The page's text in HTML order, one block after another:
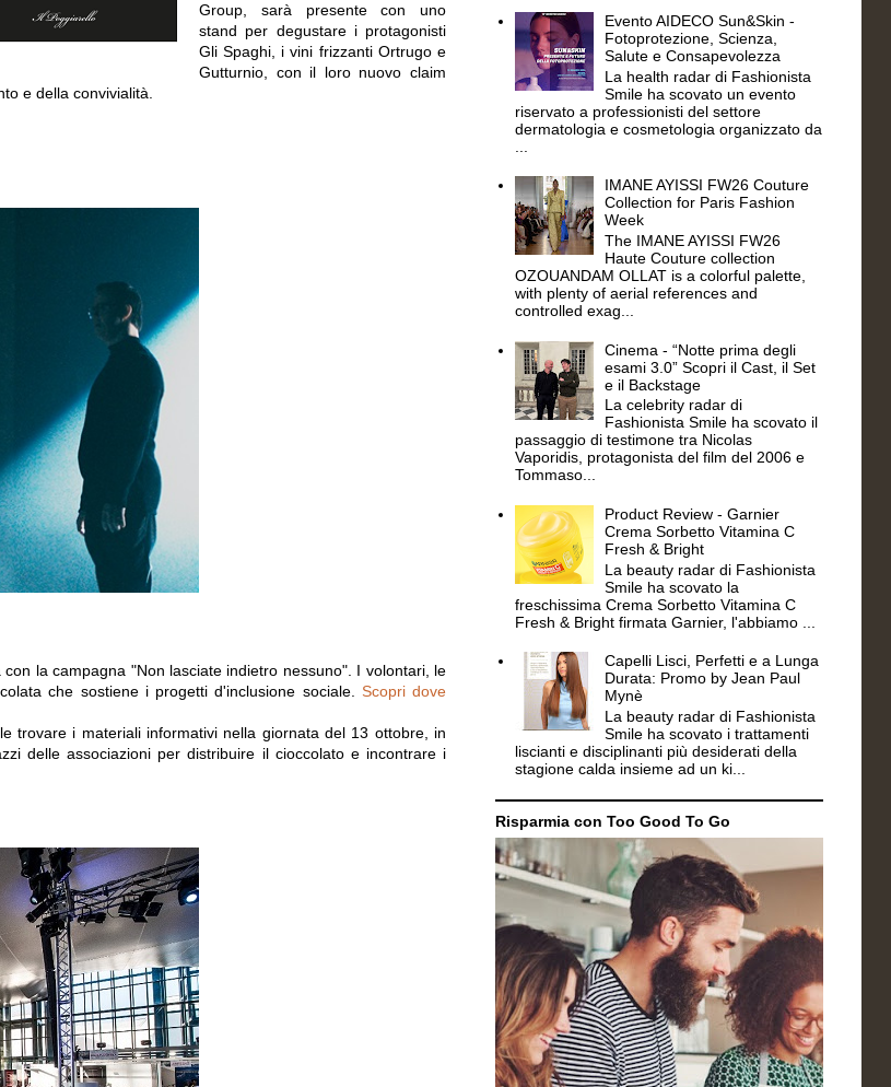
Group, sarà presente con uno
stand per degustare i protagonisti
Gli Spaghi, i vini frizzanti Ortrugo e
Gutturnio, con il loro nuovo claim
e della convivialità.
la campagna "Non lasciate indietro nessuno". I volontari, le
che sostiene i progetti d'inclusione sociale. Scopri dove
trovare i materiali informativi nella giornata del 13 ottobre, in
delle associazioni per distribuire il cioccolato e incontrare i
Evento AIDECO Sun&Skin -
Fotoprotezione, Scienza,
Salute e Consapevolezza
La health radar di Fashionista
Smile ha scovato un evento
riservato a professionisti del settore
dermatologia e cosmetologia organizzato da
IMANE AYISSI FW26 Couture
Collection for Paris Fashion
Week
The IMANE AYISSI FW26
Haute Couture collection
OZOUANDAM OLLAT is a colorful palette,
with plenty of aerial references and
controlled exag...
Cinema - “Notte prima degli
esami 3.0” Scopri il Cast, il Set
e il Backstage
La celebrity radar di
Fashionista Smile ha scovato il
passaggio di testimone tra Nicolas
Vaporidis, protagonista del film del 2006 e
Tommaso...
Product Review - Garnier
Crema Sorbetto Vitamina C
Fresh & Bright
La beauty radar di Fashionista
Smile ha scovato la
freschissima Crema Sorbetto Vitamina C
Fresh & Bright firmata Garnier, l'abbiamo ...
Capelli Lisci, Perfetti e a Lunga
Durata: Promo by Jean Paul
Mynè
La beauty radar di Fashionista
Smile ha scovato i trattamenti
liscianti e disciplinanti più desiderati della
stagione calda insieme ad un ki...
Risparmia con Too Good To Go